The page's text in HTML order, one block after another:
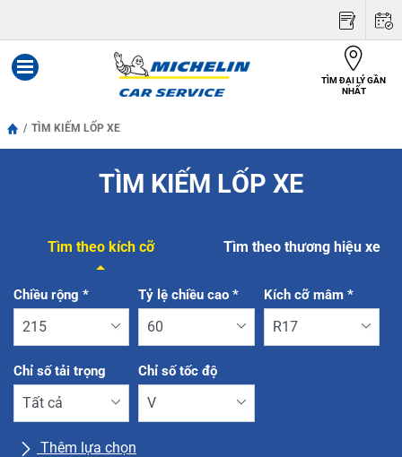
TÌM ĐẠI LÝ GẦN
NHẤT
TÌM KIẾM LỐP XE
TÌM KIẾM LỐP XE
Tìm theo kích cỡ Tìm theo thương hiệu xe
Tab updated: Tìm theo kích cỡ
Chiều rộng * Tỷ lệ chiều cao* Kích cỡ mâm *
Chỉ số tải trọng Chỉ số tốc độ
Thêm lựa chọn